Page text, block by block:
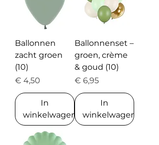
Ballonnen
zacht groen
(10)
Prijs
€ 4,50
In
winkelwagen
Ballonnenset –
groen, crème
& goud (10)
Prijs
€ 6,95
In
winkelwagen